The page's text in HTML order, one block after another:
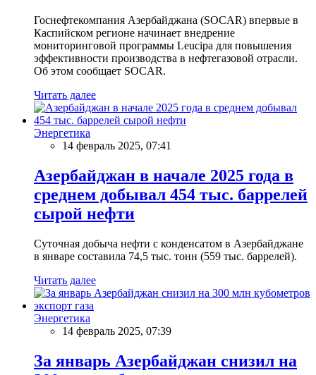
Госнефтекомпания Азербайджана (SOCAR) впервые в
Каспийском регионе начинает внедрение
мониторинговой программы Leucipa для повышения
эффективности производства в нефтегазовой отрасли.
Об этом сообщает SOCAR.
Читать далее
Энергетика
14 февраль 2025, 07:41
Азербайджан в начале 2025 года в
среднем добывал 454 тыс. баррелей
сырой нефти
Суточная добыча нефти с конденсатом в Азербайджане
в январе составила 74,5 тыс. тонн (559 тыс. баррелей).
Читать далее
Энергетика
14 февраль 2025, 07:39
За январь Азербайджан снизил на